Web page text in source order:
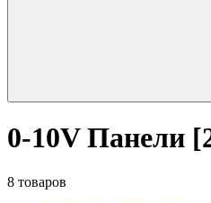
0-10V Панели
8 товаров